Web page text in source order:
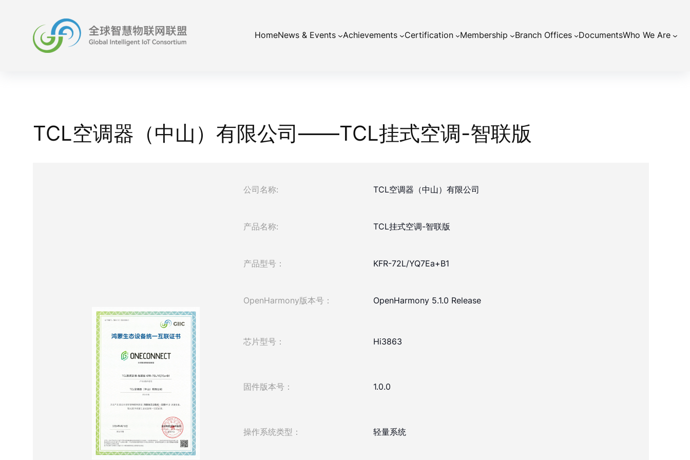
HomeNews & Events Achievements Certification Membership Branch Offices DocumentsWho We Are
TCL空调器（中山）有限公司——TCL挂式空调-智联版
公司名称: TCL空调器（中山）有限公司
产品名称: TCL挂式空调-智联版
产品型号： KFR-72L/YQ7Ea+B1
OpenHarmony版本号： OpenHarmony 5.1.0 Release
芯片型号： Hi3863
固件版本号： 1.0.0
操作系统类型： 轻量系统